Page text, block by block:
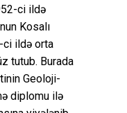
ci ildə
Kosalı
ci ildə orta
tutub. Burada
Geoloji-
diplomu ilə